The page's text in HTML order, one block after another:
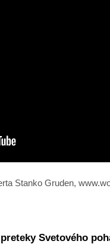
Stanko Gruden,
Svetového